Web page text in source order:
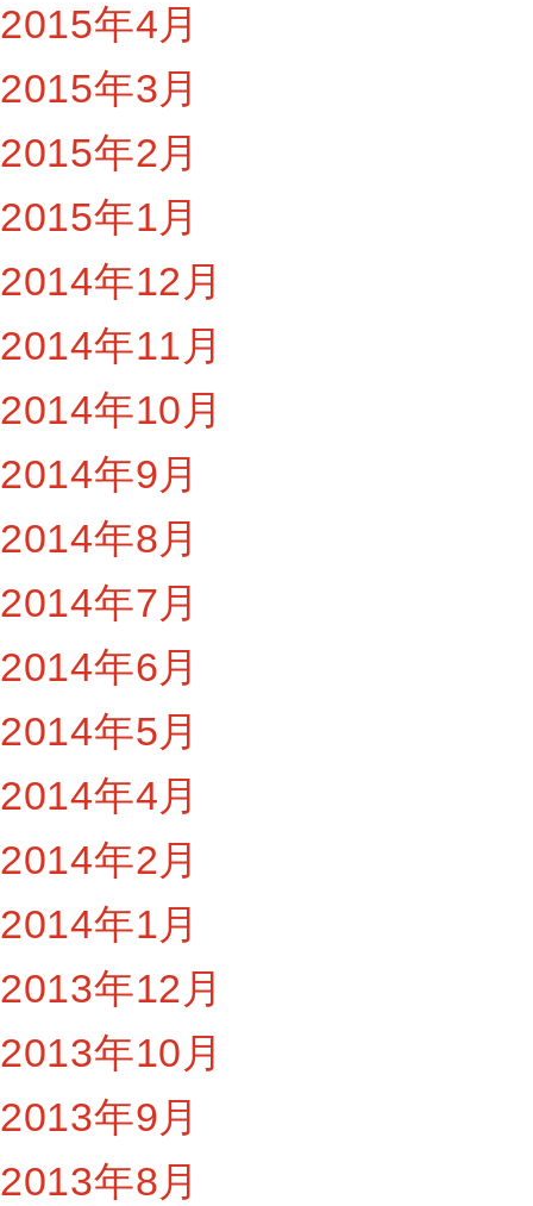
2015年4月
2015年3月
2015年2月
2015年1月
2014年12月
2014年11月
2014年10月
2014年9月
2014年8月
2014年7月
2014年6月
2014年5月
2014年4月
2014年2月
2014年1月
2013年12月
2013年10月
2013年9月
2013年8月